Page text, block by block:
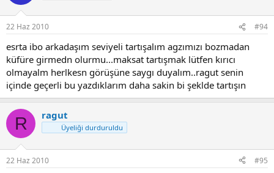
22 Haz 2010 #94
esrta ibo arkadaşım seviyeli tartışalım agzımızı bozmadan
küfüre girmedn olurmu...maksat tartışmak lütfen kırıcı
olmayalm herlkesn görüşüne saygı duyalım..ragut senin
içinde geçerli bu yazdıklarım daha sakin bi şeklde tartışın
R ragut
Üyeliği durduruldu
22 Haz 2010 #95